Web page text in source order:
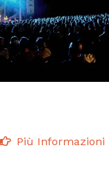
Più Informazioni